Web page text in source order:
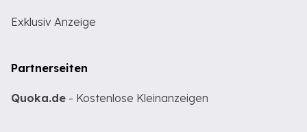
Exklusiv Anzeige
Partnerseiten
Quoka.de - Kostenlose Kleinanzeigen